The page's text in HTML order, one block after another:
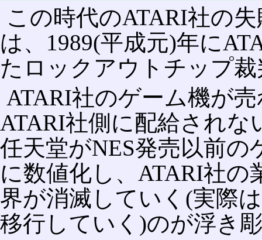
この時代のATARI社の
は、1989(平成元)年に
たロックアウトチップ
ATARI社のゲーム機が
ATARI社側に配給され
任天堂がNES発売以前
に数値化し、ATARI社
界が消滅していく(実際
移行していく)のが浮き